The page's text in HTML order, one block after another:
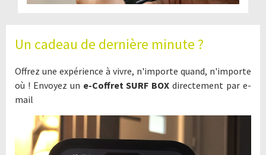
Un cadeau de dernière minute ?
Offrez une expérience à vivre, n'importe quand, n'importe
où ! Envoyez un e-Coffret SURF BOX directement par e-
mail